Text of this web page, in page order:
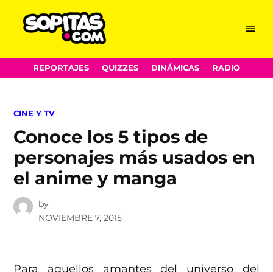
Skip
to
Menu
REPORTAJES QUIZZES DINÁMICAS RADIO
POSTED
CINE Y TV
Conoce los 5 tipos de
personajes más usados en
el anime y manga
by
NOVIEMBRE 7, 2015
Para aquellos amantes del universo del